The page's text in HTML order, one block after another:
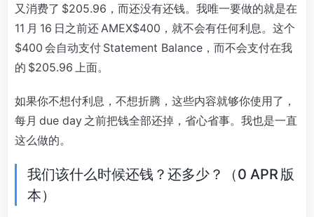
又消费了 $205.96，而还没有还钱。我唯一要做的就是在
11 月 16 日之前还 AMEX$400，就不会有任何利息。这个
$400 会自动支付 Statement Balance，而不会支付在我
的 $205.96 上面。
如果你不想付利息，不想折腾，这些内容就够你使用了，
每月 due day 之前把钱全部还掉，省心省事。我也是一直
这么做的。
我们该什么时候还钱？还多少？（0 APR 版
本）